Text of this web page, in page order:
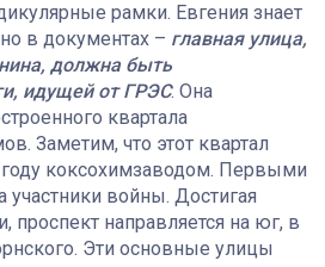
рамки. Евгения знает
в документах – главная улица,
должна быть
идущей от ГРЭС. Она
квартала
Заметим, что этот квартал
коксохимзаводом. Первыми
войны. Достигая
проспект направляется на юг, в
Эти основные улицы